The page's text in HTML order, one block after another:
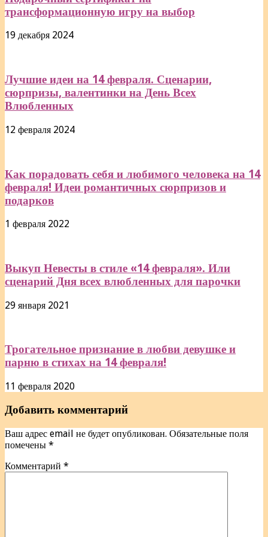
трансформационную игру на выбор
19 декабря 2024
Лучшие идеи на 14 февраля. Сценарии,
сюрпризы, валентинки на День Всех
Влюбленных
12 февраля 2024
Как порадовать себя и любимого человека на 14
февраля! Идеи романтичных сюрпризов и
подарков
1 февраля 2022
Выкуп Невесты в стиле «14 февраля». Или
сценарий Дня всех влюбленных для парочки
29 января 2021
Трогательное признание в любви девушке и
парню в стихах на 14 февраля!
11 февраля 2020
Добавить комментарий
Ваш адрес email не будет опубликован. Обязательные поля
помечены *
Комментарий *